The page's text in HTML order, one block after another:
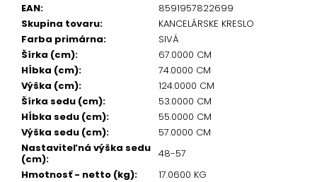
EAN:
8591957822699
Skupina tovaru:
KANCELÁRSKE KRESLO
Farba primárna:
SIVÁ
Šírka (cm):
67.0000 CM
Hĺbka (cm):
74.0000 CM
Výška (cm):
124.0000 CM
Šírka sedu (cm):
53.0000 CM
Hĺbka sedu (cm):
55.0000 CM
Výška sedu (cm):
57.0000 CM
Nastaviteľná výška sedu
(cm):
48-57
Hmotnosť - netto (kg):
17.0600 KG